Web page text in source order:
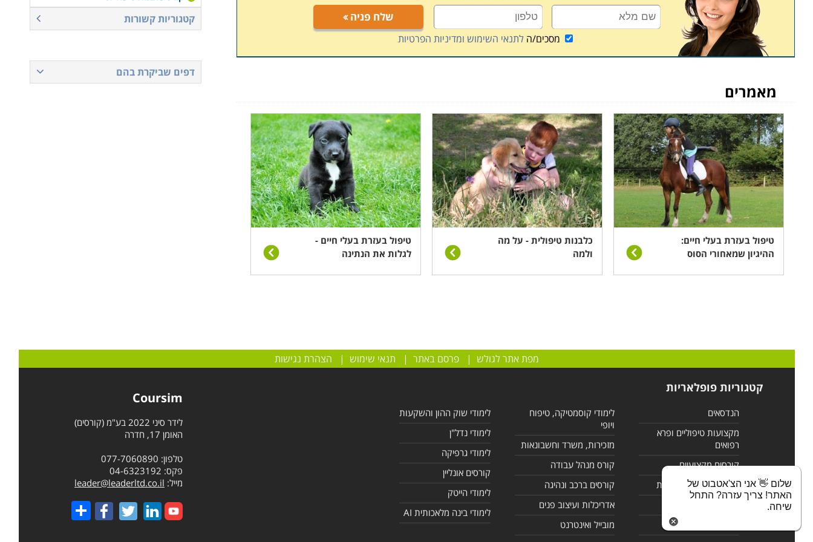
במצבים אלה.
למי מיועד הקורס
היא מקצוע מאתגר וייחודי המהווה עבור העוסקים בו מקור לצמיחה אישית, סיפוק אישי ושביעות רצון מחייהם. מקצוע זה
דורש אהבה הן לבעלי חיים והן לבני אדם, ורצון לסייע להם באתגרי חייהם.
שלח פניה
מסכים/הלתנאי השימוש ומדיניות הפרטיות
מאמרים
טיפול בעזרת בעלי חיים:
ההיגיון שמאחורי הסוס
כלבנות טיפולית - על מה
ולמה
טיפול בעזרת בעלי חיים -
לגלות את הנתינה
קטגוריות קשורות
דפים שביקרת בהם
מפת אתר לגולש |פרסם באתר | תנאי שימוש | הצהרת נגישות
קטגוריות פופלאריות
הנדסאים
מקצועות טיפוליים ופרא
רפואים
קורסים מקצועיים
לימודי מחשבים ורשתות
לימודי קוסמטיקה, טיפוח
ויופי
מזכירות, משרד וחשבונאות
קורס מנהל עבודה
קורסים ברכב ונהיגה
אדריכלות ועיצוב פנים
מובייל ואינטרנט
לימודי שוק ההון והשקעות
לימודי נדל"ן
לימודי גרפיקה
קורסים אונליין
לימודי הייטק
לימודי בינה מלאכותית AI
Coursim
לידר סיני 2022 בע"מ (קורסים)
האומן 17, חדרה
טלפון: 077-7060890
פקס: 04-6323192
מייל: leader@leaderltd.co.il
Share
שלום 👋 אני הצ'אטבוט של
האתר! צריך עזרה? התחל
שיחה.